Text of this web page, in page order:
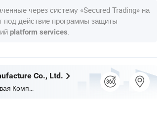
через систему «Secured Trading» на
под действие программы защиты
platform services
Co., Ltd.
Производитель/Завод & Торговая Компания